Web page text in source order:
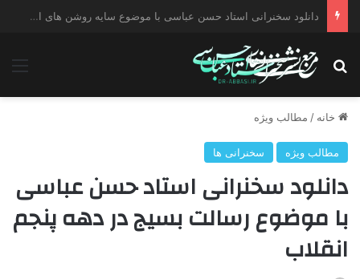
دانلود سخنرانی استاد حسن عباسی با موضوع چهار انتخاب ۱۴۰۰
جستجو برای
خانه / مطالب ویژه
مطالب ویژه سخنرانی ها
دانلود سخنرانی استاد حسن عباسی
با موضوع رسالت بسیج در دهه پنجم
انقلاب